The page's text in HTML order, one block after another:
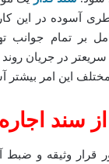
آسوده در این
بر تمام جوانب
در جریان روند
مختلف این امر بیشتر
سند
قرار وثیقه و